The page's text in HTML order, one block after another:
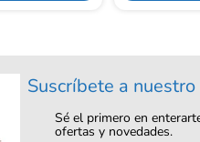
Suscríbete a
Sé el primero en
ofertas y novedades.